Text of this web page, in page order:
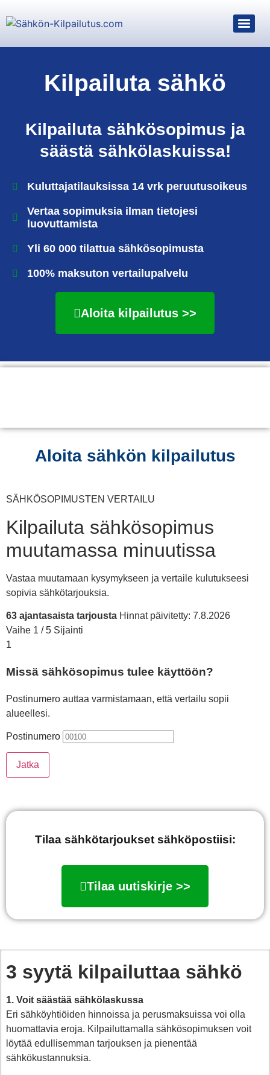
Kilpailuta sähkö
Kilpailuta sähkösopimus ja
säästä sähkölaskuissa!
Kuluttajatilauksissa 14 vrk peruutusoikeus
Vertaa sopimuksia ilman tietojesi
luovuttamista
Yli 60 000 tilattua sähkösopimusta
100% maksuton vertailupalvelu
Aloita kilpailutus >>
Aloita sähkön kilpailutus
SÄHKÖSOPIMUSTEN VERTAILU
Kilpailuta sähkösopimus
muutamassa minuutissa
Vastaa muutamaan kysymykseen ja vertaile kulutukseesi
sopivia sähkötarjouksia.
63 ajantasaista tarjousta Hinnat päivitetty: 7.8.2026
Vaihe 1 / 5 Sijainti
1
Missä sähkösopimus tulee käyttöön?
Postinumero auttaa varmistamaan, että vertailu sopii
alueellesi.
Postinumero
Jatka
Tilaa sähkötarjoukset sähköpostiisi:
Tilaa uutiskirje >>
3 syytä kilpailuttaa sähkö
1. Voit säästää sähkölaskussa
Eri sähköyhtiöiden hinnoissa ja perusmaksuissa voi olla
huomattavia eroja. Kilpailuttamalla sähkösopimuksen voit
löytää edullisemman tarjouksen ja pienentää
sähkökustannuksia.